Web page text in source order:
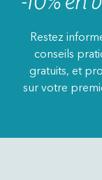
Restez
conseils
gratuits, et
sur votre